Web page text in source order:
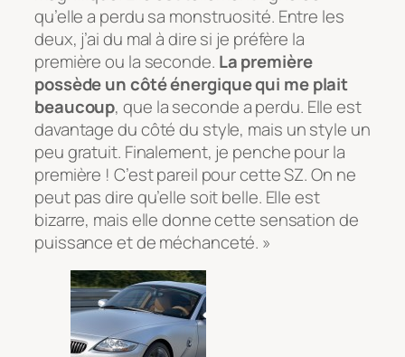
qu’elle a perdu sa monstruosité. Entre les
deux, j’ai du mal à dire si je préfère la
première ou la seconde. La première
possède un côté énergique qui me plait
beaucoup, que la seconde a perdu. Elle est
davantage du côté du style, mais un style un
peu gratuit. Finalement, je penche pour la
première ! C’est pareil pour cette SZ. On ne
peut pas dire qu’elle soit belle. Elle est
bizarre, mais elle donne cette sensation de
puissance et de méchanceté. »